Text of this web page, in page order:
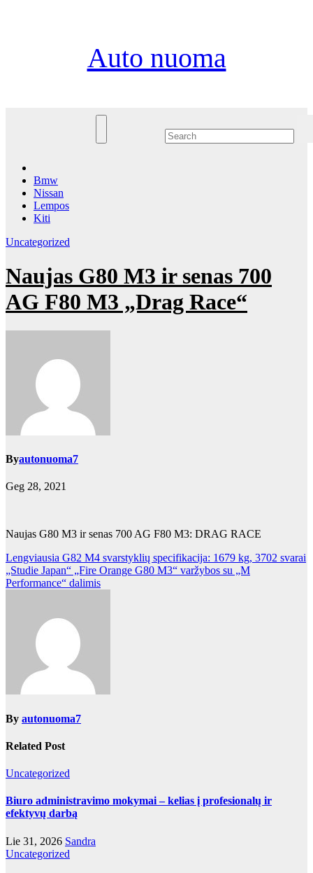
Auto nuoma
Bmw
Nissan
Lempos
Kiti
Uncategorized
Naujas G80 M3 ir senas 700
AG F80 M3 „Drag Race“
Byautonuoma7
Geg 28, 2021
Naujas G80 M3 ir senas 700 AG F80 M3: DRAG RACE
Navigacija
tarp
Lengviausia G82 M4 svarstyklių specifikacija: 1679 kg, 3702 svarai
„Studie Japan“ „Fire Orange G80 M3“ varžybos su „M
Performance“ dalimis
By autonuoma7
Related Post
Uncategorized
Biuro administravimo mokymai – kelias į profesionalų ir
efektyvų darbą
Lie 31, 2026 Sandra
Uncategorized